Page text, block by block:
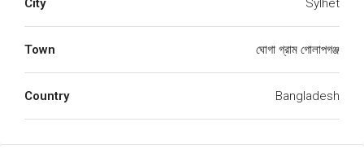
City Sylhet
Town ঘোগা গ্রাম গোলাপগঞ্জ
Country Bangladesh